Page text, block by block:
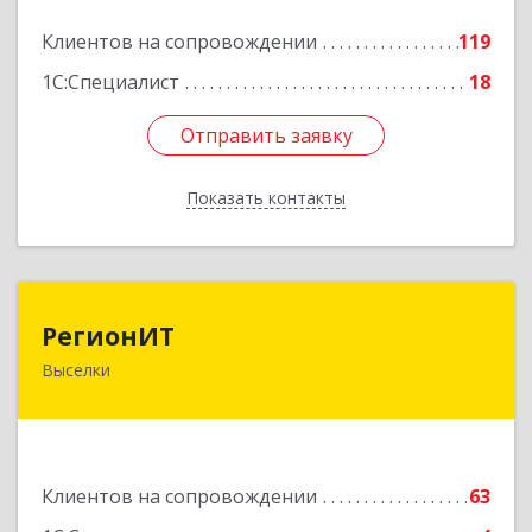
Клиентов на сопровождении
119
1С:Специалист
18
Отправить заявку
Показать контакты
Отправить заявку
Назад
РегионИТ
Выселки
Клиентов на сопровождении
63